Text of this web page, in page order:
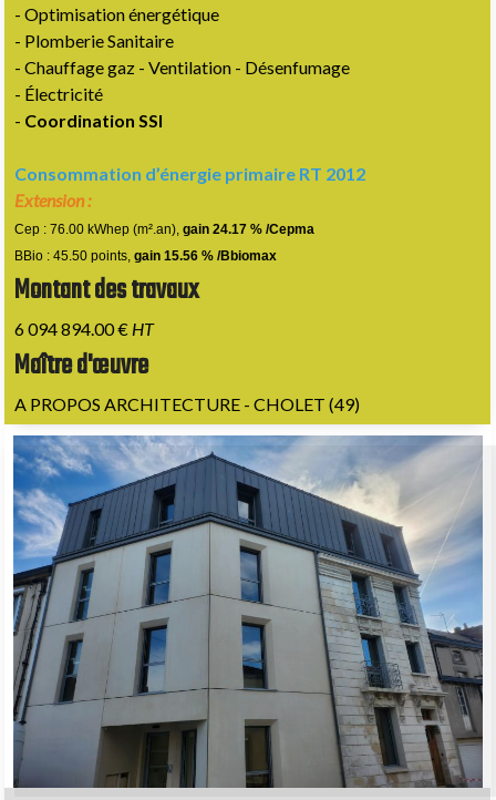
- Optimisation énergétique
- Plomberie Sanitaire
- Chauffage gaz - Ventilation - Désenfumage
- Électricité
- Coordination SSI
Consommation d’énergie primaire RT 2012
Extension :
Cep : 76.00 kWhep (m².an),gain 24.17 % /Cepma
BBio : 45.50 points,gain 15.56 % /Bbiomax
Montant des travaux
6 094 894.00 € HT
Maître d'œuvre
A PROPOS ARCHITECTURE - CHOLET (49)